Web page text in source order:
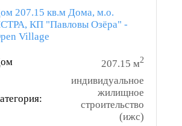
энергоэффективность и
пространство для жизни, где
комфорт
207.15 кв.м Дома, м.о.
КП "Павловы Озёра" -
Village
207.15 м2
индивидуальное
жилищное
строительство
(ижс)